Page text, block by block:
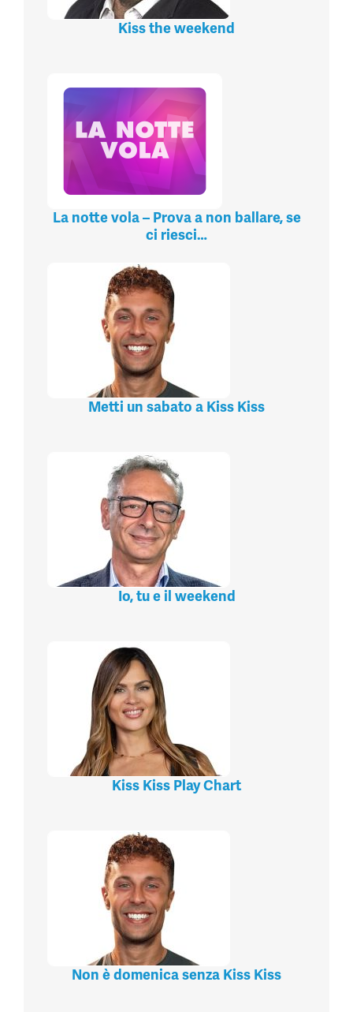
Kiss the weekend
La notte vola – Prova a non ballare, se
ci riesci…
Metti un sabato a Kiss Kiss
Io, tu e il weekend
Kiss Kiss Play Chart
Non è domenica senza Kiss Kiss